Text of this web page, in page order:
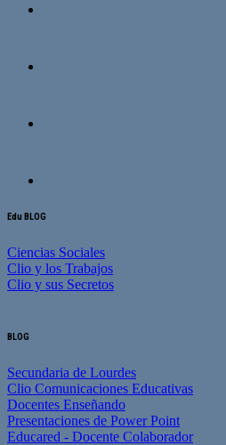
Edu BLOG
Ciencias Sociales
Clio y los Trabajos
Clio y sus Secretos
BLOG
Secundaria de Lourdes
Clio Comunicaciones Educativas
Docentes Enseñando
Presentaciones de Power Point
Educared - Docente Colaborador